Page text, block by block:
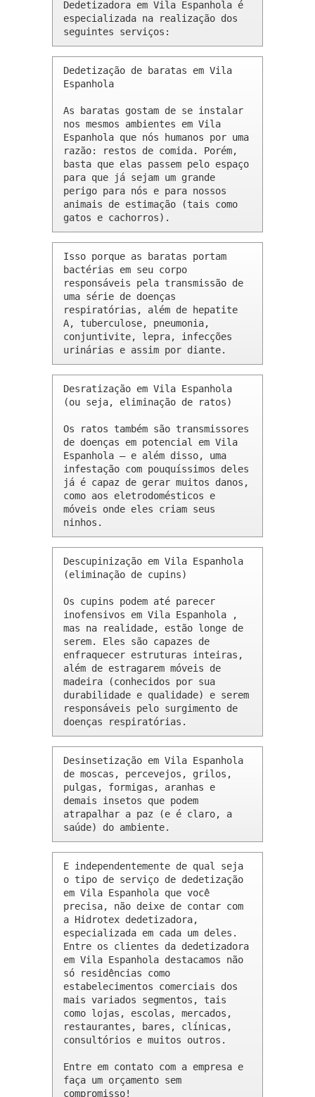
Dedetizadora em Vila Espanhola é
especializada na realização dos
seguintes serviços:
Dedetização de baratas em Vila
Espanhola
As baratas gostam de se instalar
nos mesmos ambientes em Vila
Espanhola que nós humanos por uma
razão: restos de comida. Porém,
basta que elas passem pelo espaço
para que já sejam um grande
perigo para nós e para nossos
animais de estimação (tais como
gatos e cachorros).
Isso porque as baratas portam
bactérias em seu corpo
responsáveis pela transmissão de
uma série de doenças
respiratórias, além de hepatite
A, tuberculose, pneumonia,
conjuntivite, lepra, infecções
urinárias e assim por diante.
Desratização em Vila Espanhola
(ou seja, eliminação de ratos)
Os ratos também são transmissores
de doenças em potencial em Vila
Espanhola – e além disso, uma
infestação com pouquíssimos deles
já é capaz de gerar muitos danos,
como aos eletrodomésticos e
móveis onde eles criam seus
ninhos.
Descupinização em Vila Espanhola
(eliminação de cupins)
Os cupins podem até parecer
inofensivos em Vila Espanhola ,
mas na realidade, estão longe de
serem. Eles são capazes de
enfraquecer estruturas inteiras,
além de estragarem móveis de
madeira (conhecidos por sua
durabilidade e qualidade) e serem
responsáveis pelo surgimento de
doenças respiratórias.
Desinsetização em Vila Espanhola
de moscas, percevejos, grilos,
pulgas, formigas, aranhas e
demais insetos que podem
atrapalhar a paz (e é claro, a
saúde) do ambiente.
E independentemente de qual seja
o tipo de serviço de dedetização
em Vila Espanhola que você
precisa, não deixe de contar com
a Hidrotex dedetizadora,
especializada em cada um deles.
Entre os clientes da dedetizadora
em Vila Espanhola destacamos não
só residências como
estabelecimentos comerciais dos
mais variados segmentos, tais
como lojas, escolas, mercados,
restaurantes, bares, clínicas,
consultórios e muitos outros.
Entre em contato com a empresa e
faça um orçamento sem
compromisso!